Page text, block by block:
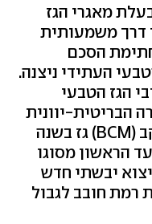
מאגרי הגז
דרך משמעותית
הסכם
העתידי ניצנה.
הגז הטבעי
הבריטית-יוונית
(
BCM) גז בשנה
לצעד הראשון מסוגו
יבשתי חדש
רמת חובב לגבול